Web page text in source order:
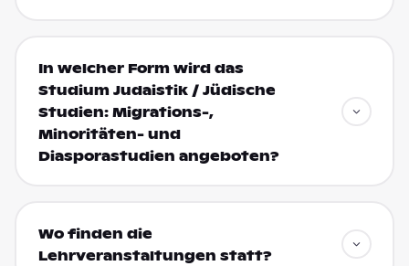
In welcher Form wird das
Studium Judaistik / Jüdische
Studien: Migrations-,
Minoritäten- und
Diasporastudien angeboten?
Wo finden die
Lehrveranstaltungen statt?